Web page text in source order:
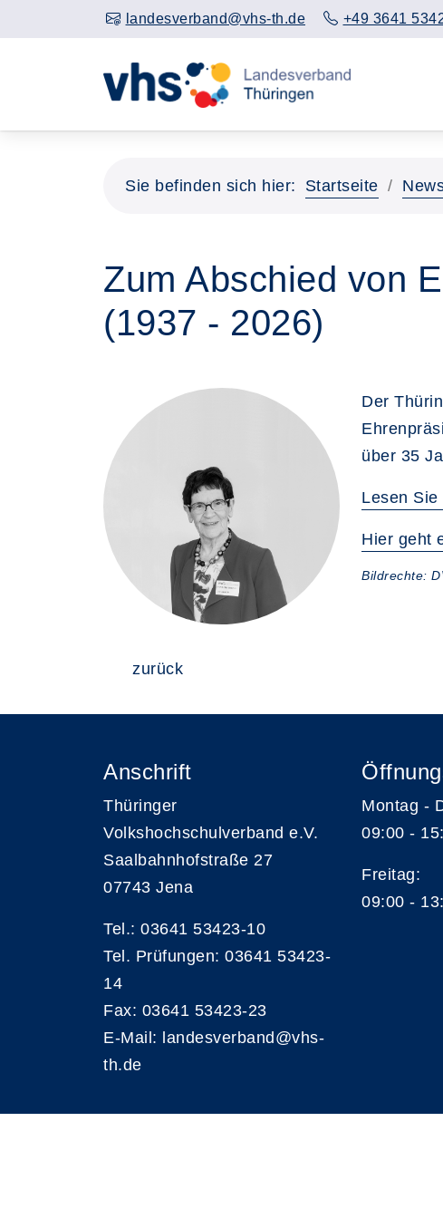
landesverband@vhs-th.de +49 3641
Sie befinden sich hier: Startseite
Zum Abschied von
(1937 - 2026)
Der
über 35
Lesen
Hier geht
Bildrechte:
zurück
Anschrift
Thüringer
Volkshochschulverband e.V.
Saalbahnhofstraße 27
07743 Jena
Tel.: 03641 53423-10
Tel. Prüfungen: 03641 53423-
14
Fax: 03641 53423-23
E-Mail: landesverband@vhs-
th.de
Montag -
09:00 -
Freitag:
09:00 -